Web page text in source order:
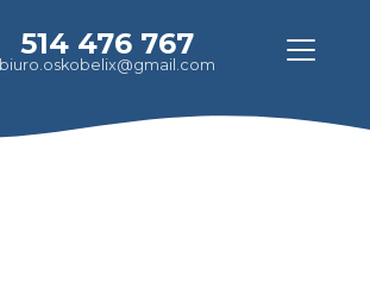
514 476 767
biuro.oskobelix@gmail.com